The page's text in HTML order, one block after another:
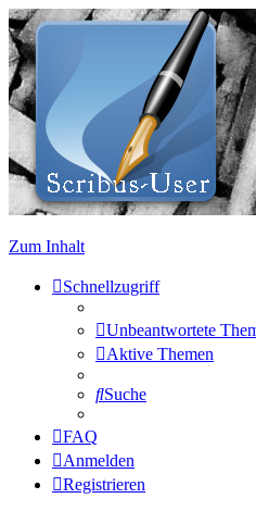
Zum Inhalt
Schnellzugriff
Unbeantwortete
Aktive Themen
Suche
FAQ
Anmelden
Registrieren